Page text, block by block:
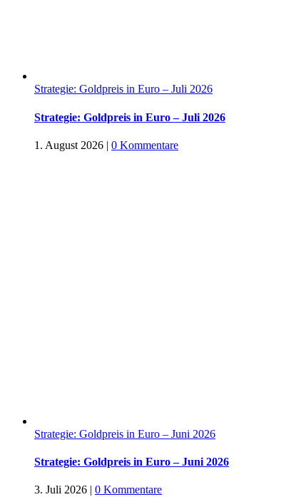
Strategie: Goldpreis in Euro – Juli 2026
Strategie: Goldpreis in Euro – Juli 2026
1. August 2026 | 0 Kommentare
Strategie: Goldpreis in Euro – Juni 2026
Strategie: Goldpreis in Euro – Juni 2026
3. Juli 2026 | 0 Kommentare